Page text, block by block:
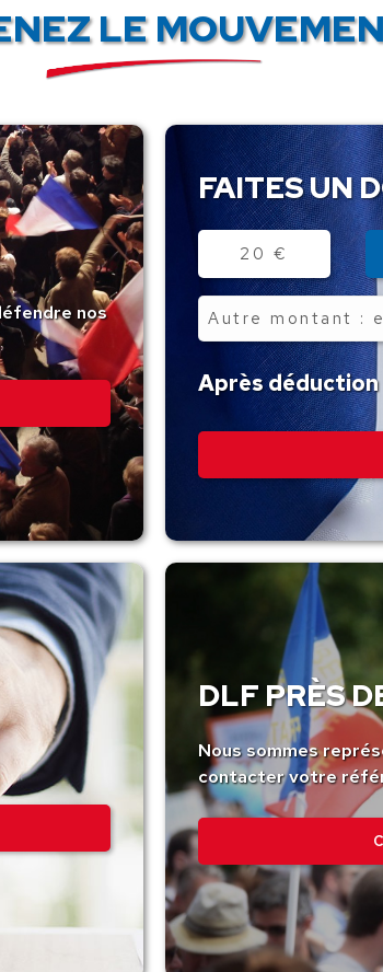
LE
nos
FAITES UN
Montant
20 €
Autre
montant
Après déduction
DLF PRÈS
Nous sommes
contacter votre